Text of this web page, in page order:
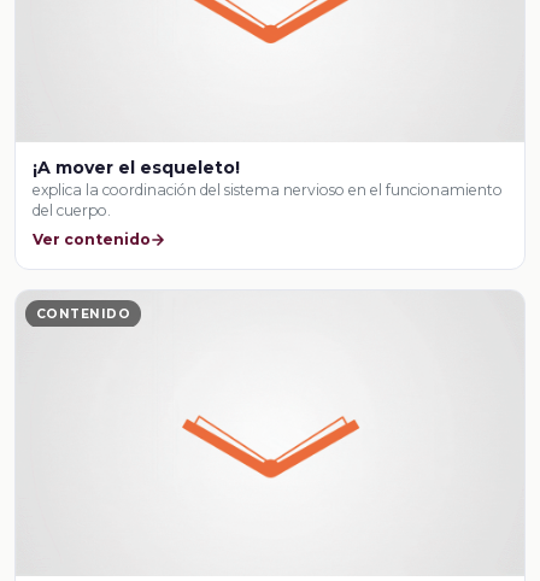
¡A mover el esqueleto!
explica la coordinación del sistema nervioso en el funcionamiento
del cuerpo.
Ver contenido
CONTENIDO